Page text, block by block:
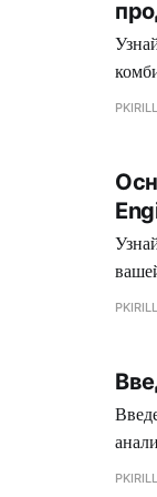
Введение Рефлексия — это мощный механизм в